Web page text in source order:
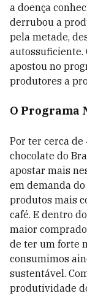
a doença
derrubou a
pela metade,
autossuficiente.
apostou no
produtores a
O Programa
Por ter cerca
chocolate do
apostar mais
em demanda do
produtos mais
café. E dentro
maior
de ter um forte
consumimos
sustentável.
produtividade